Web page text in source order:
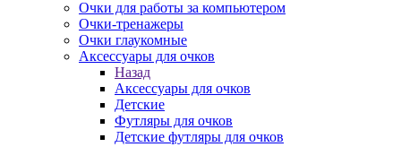
Очки для работы за компьютером
Очки-тренажеры
Очки глаукомные
Аксессуары для очков
Назад
Аксессуары для очков
Детские
Футляры для очков
Детские футляры для очков